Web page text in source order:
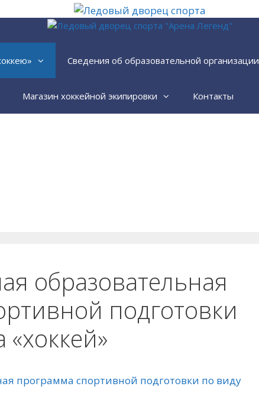
Сведения об образовательной организации
Магазин хоккейной экипировки
Контакты
образовательная
подготовки
программа спортивной подготовки по виду